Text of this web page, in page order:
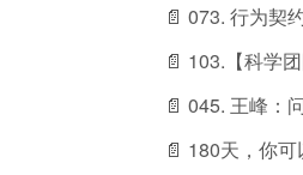
📄 073. 行为契
📄 103.【科学
📄 045. 王峰：
📄 180天，你